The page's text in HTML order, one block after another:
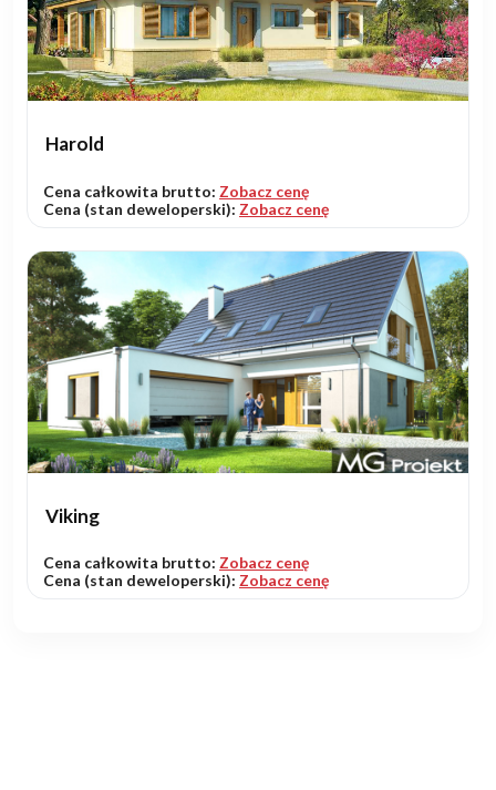
Harold
Cena całkowita brutto: Zobacz cenę
Cena (stan deweloperski): Zobacz cenę
Viking
Cena całkowita brutto: Zobacz cenę
Cena (stan deweloperski): Zobacz cenę